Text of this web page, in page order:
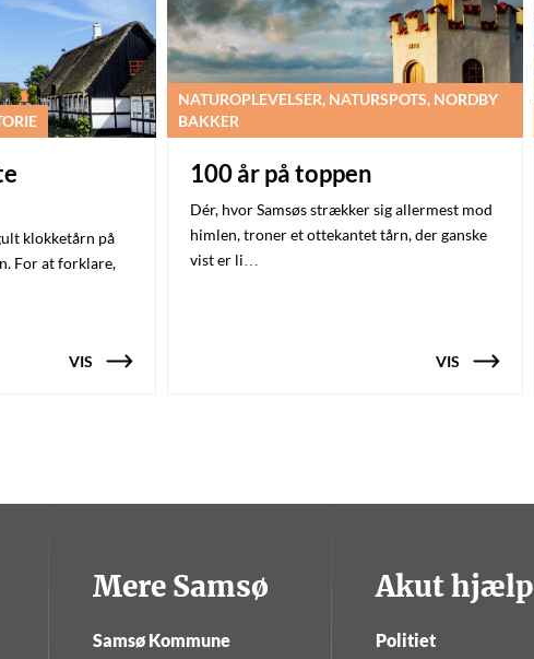
klokketårn på
For at forklare,
VIS
NATUROPLEVELSER, NATURSPOTS, NORDBY
BAKKER
100 år på toppen
Dér, hvor Samsøs strækker sig allermest mod
himlen, troner et ottekantet tårn, der ganske
vist er li…
VIS
Mere Samsø
Samsø Kommune
Akut hjælp
Politiet